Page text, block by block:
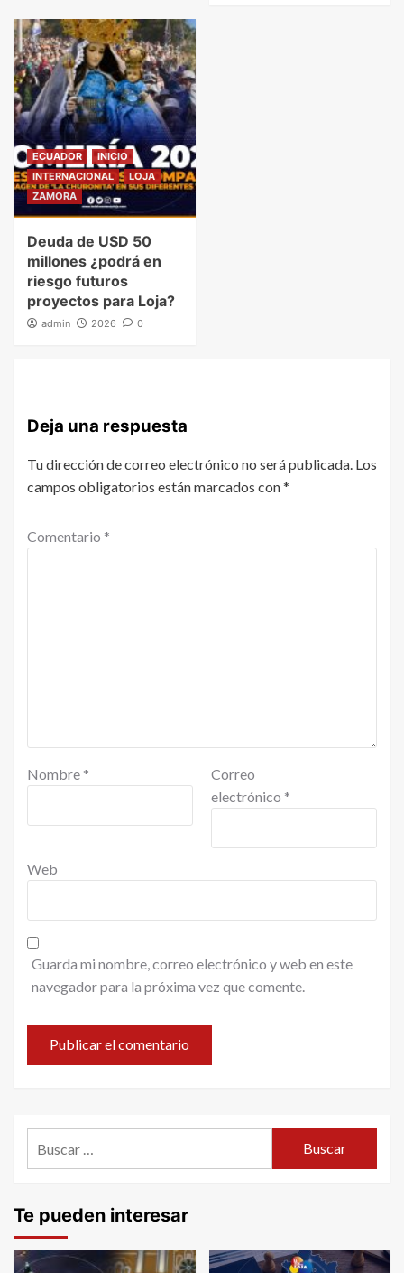
ECUADOR
INICIO
INTERNACIONAL
LOJA
ZAMORA
Deuda de USD 50
millones ¿podrá en
riesgo futuros
proyectos para Loja?
admin 2026 0
Deja una respuesta
Tu dirección de correo electrónico no será publicada. Los
campos obligatorios están marcados con*
Comentario *
Nombre *
Correo
electrónico *
Web
Guarda mi nombre, correo electrónico y web en este
navegador para la próxima vez que comente.
Te pueden interesar